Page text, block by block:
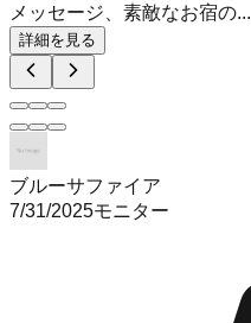
メッセージ、素敵なお宿の...
詳細を見る
ブルーサファイア
7/31/2025モニター